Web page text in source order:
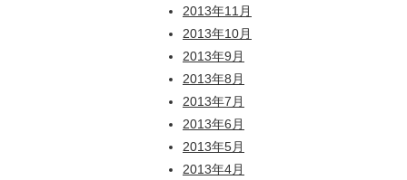
2013年11月
2013年10月
2013年9月
2013年8月
2013年7月
2013年6月
2013年5月
2013年4月